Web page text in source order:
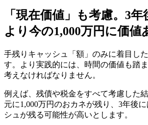
「現在価値」も考慮。3年
より今の1,000万円に価値
手残りキャッシュ「額」のみに着目し
す。より実践的には、時間の価値も踏
考えなければなりません。
例えば、残債や税金をすべて考慮した
元に1,000万円のおカネが残り、3年後
シュが残る可能性が高いとします。